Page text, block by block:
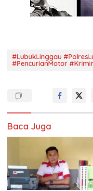
#LubukLinggau
#PencurianMotor
Baca Juga